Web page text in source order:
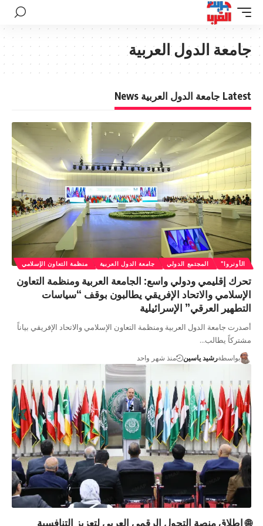
جامعة الدول العربية
Latest جامعة الدول العربية News
الأونروا" المجتمع الدولي جامعة الدول العربية منظمة التعاون الإسلامي
تحرك إقليمي ودولي واسع: الجامعة العربية ومنظمة التعاون
الإسلامي والاتحاد الإفريقي يطالبون بوقف “سياسات
التطهير العرقي” الإسرائيلية
أصدرت جامعة الدول العربية ومنظمة التعاون الإسلامي والاتحاد الإفريقي بياناً
مشتركاً يطالب…
بواسطةرشيد ياسين منذ شهر واحد
🌐 إطلاق منصة التحول الرقمي العربي لتعزيز التنافسية